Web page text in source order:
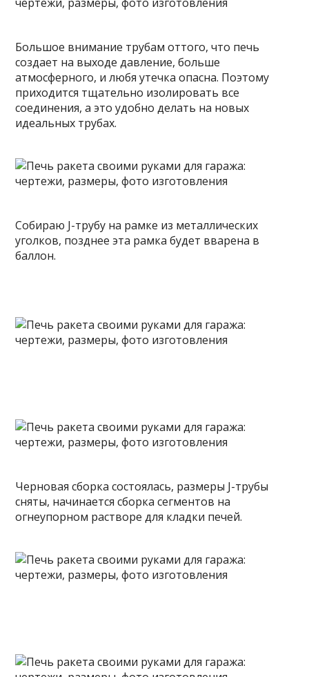
Большое внимание трубам оттого, что печь
создает на выходе давление, больше
атмосферного, и любя утечка опасна. Поэтому
приходится тщательно изолировать все
соединения, а это удобно делать на новых
идеальных трубах.
Собираю J-трубу на рамке из металлических
уголков, позднее эта рамка будет вварена в
баллон.
Черновая сборка состоялась, размеры J-трубы
сняты, начинается сборка сегментов на
огнеупорном растворе для кладки печей.